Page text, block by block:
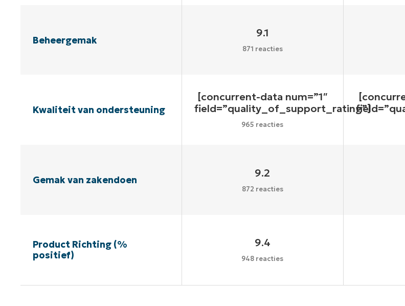
Beheergemak
9.1
871 reacties
Kwaliteit van ondersteuning
[concurrent-data num=”1″
field=”quality_of_support_rating”]
965 reacties
Gemak van zakendoen
9.2
872 reacties
Product Richting (%
positief)
9.4
948 reacties